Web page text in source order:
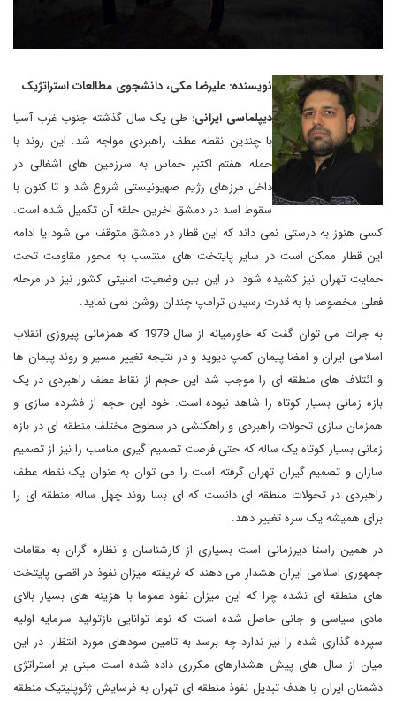
نویسنده: علیرضا مکی، دانشجوی مطالعات استراتژیک
دیپلماسی ایرانی: طی یک سال گذشته جنوب غرب آسیا
با چندین نقطه عطف راهبردی مواجه شد. این روند با
حمله هفتم اکتبر حماس به سرزمین های اشغالی در
داخل مرزهای رژیم صهیونیستی شروع شد و تا کنون با
سقوط اسد در دمشق اخرین حلقه آن تکمیل شده است.
کسی هنوز به درستی نمی داند که این قطار در دمشق متوقف می شود یا ادامه
این قطار ممکن است در سایر پایتخت های منتسب به محور مقاومت تحت
حمایت تهران نیز کشیده شود. در این بین وضعیت امنیتی کشور نیز در مرحله
فعلی مخصوصا با به قدرت رسیدن ترامپ چندان روشن نمی نماید.
به جرات می توان گفت که خاورمیانه از سال 1979 که همزمانی پیروزی انقلاب
اسلامی ایران و امضا پیمان کمپ دیوید و در نتیجه تغییر مسیر و روند پیمان ها
و ائتلاف های منطقه ای را موجب شد این حجم از نقاط عطف راهبردی در یک
بازه زمانی بسیار کوتاه را شاهد نبوده است. خود این حجم از فشرده سازی و
همزمان سازی تحولات راهبردی و راهکنشی در سطوح مختلف منطقه ای در بازه
زمانی بسیار کوتاه یک ساله که حتی فرصت تصمیم گیری مناسب را نیز از تصمیم
سازان و تصمیم گیران تهران گرفته است را می توان به عنوان یک نقطه عطف
راهبردی در تحولات منطقه ای دانست که ای بسا روند چهل ساله منطقه ای را
برای همیشه یک سره تغییر دهد.
در همین راستا دیرزمانی است بسیاری از کارشناسان و نظاره گران به مقامات
جمهوری اسلامی ایران هشدار می دهند که فریفته میزان نفوذ در اقصی پایتخت
های منطقه ای نشده چرا که این میزان نفوذ عموما با هزینه های بسیار بالای
مادی سیاسی و جانی حاصل شده است که نوعا توانایی بازتولید سرمایه اولیه
سپرده گذاری شده را نیز ندارد چه برسد به تامین سودهای مورد انتظار. در این
میان از سال های پیش هشدارهای مکرری داده شده است مبنی بر استراتژی
دشمنان ایران با هدف تبدیل نفوذ منطقه ای تهران به فرسایش ژئوپلیتیک منطقه